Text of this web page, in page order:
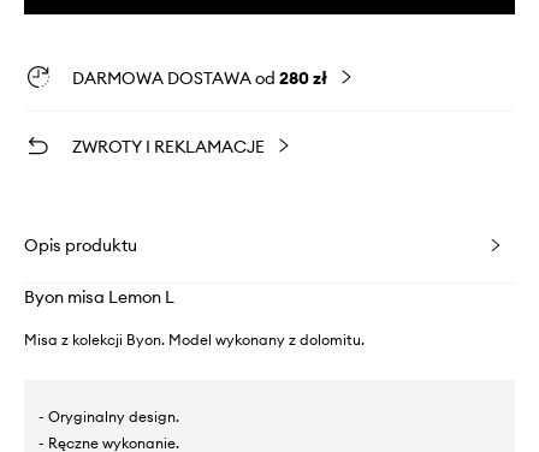
DARMOWA DOSTAWA od 280 zł
ZWROTY I REKLAMACJE
Opis produktu
Byon misa Lemon L
Misa z kolekcji Byon. Model wykonany z dolomitu.
- Oryginalny design.
- Ręczne wykonanie.